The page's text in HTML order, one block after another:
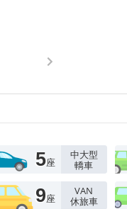
5座
中大型
轎車
9座
VAN
休旅車